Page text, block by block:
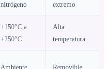
nitrógeno
extremo
+150°C a
+250°C
Alta
temperatura
Ambiente Removible